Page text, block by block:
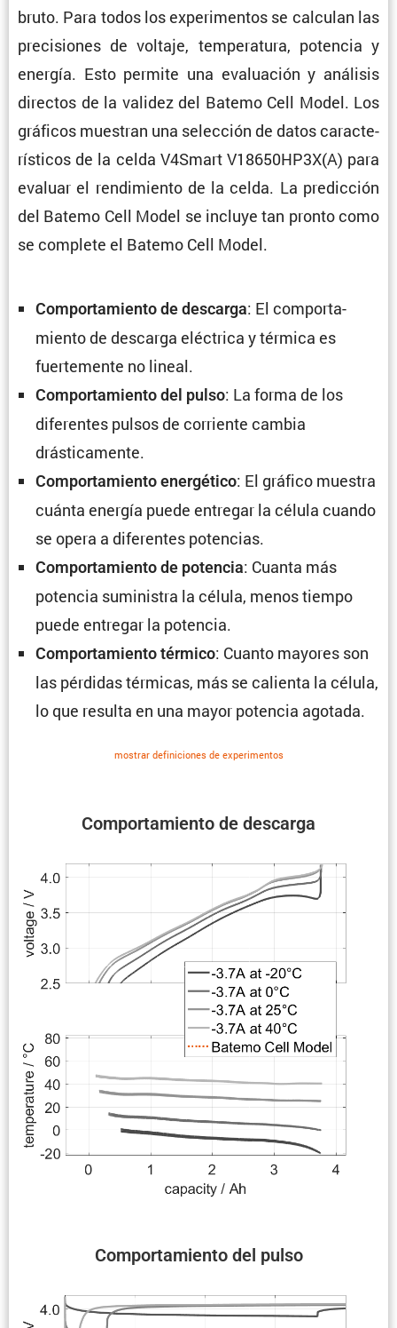
bruto. Para todos los experi­mentos se calculan las
preci­siones de voltaje, tempe­ra­tura, potencia y
energía. Esto permite una evalua­ción y análisis
directos de la validez del Batemo Cell Model. Los
gráficos muestran una selec­ción de datos carac­te­
rís­ticos de la celda V4Smart V18650HP3X(A) para
evaluar el rendi­miento de la celda. La predic­ción
del Batemo Cell Model se incluye tan pronto como
se complete el Batemo Cell Model.
Compor­ta­miento de descarga
Compor­ta­miento de descarga: El compor­ta­
miento de descarga eléctrica y térmica es
fuerte­mente no lineal.
Compor­ta­miento del pulso: La forma de los
diferentes pulsos de corriente cambia
drásticamente.
Compor­ta­miento energé­tico: El gráfico muestra
cuánta energía puede entregar la célula cuando
se opera a diferentes potencias.
Compor­ta­miento de potencia: Cuanta más
potencia suministra la célula, menos tiempo
puede entregar la potencia.
Compor­ta­miento térmico: Cuanto mayores son
las pérdidas térmicas, más se calienta la célula,
lo que resulta en una mayor potencia agotada.
Compor­ta­miento del pulso
mostrar defini­ciones de experi­mentos